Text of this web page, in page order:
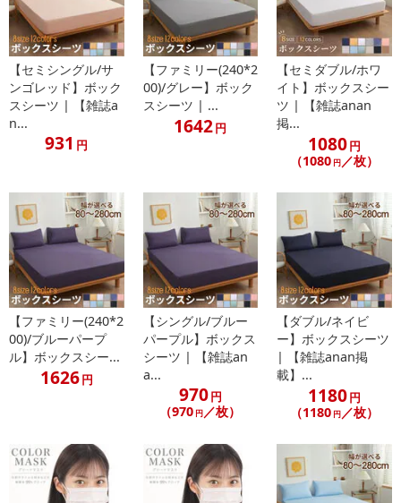
・原材料/材質/素材：素材：珪藻土
・商品カラー：ブラウン
・商品サイズ：掲載名でご確認ください
・商品重量：-
・注意事項：
■サイズ：
30×40cm
<取り扱い上のご注意>
●実際の商品の色は、ご使用のモニターによって実際の明るさや色
と多少異なって見える場合がございます。あらかじめご了承くださ
い。
●本製品は吸水性に優れていますが、吸収された水分は内部まで浸
透している為、表面は乾いていても内部は湿っている場合がござい
て下さい。
●珪藻土が成分の為、素材の特性上、表面上にムラ・軽微なキズな
【セミシングル/サ
ンゴレッド】ボック
スシーツ | 【雑誌a
n...
931 円
【ファミリー(240*2
00)/グレー】ボック
スシーツ | ...
1642円
【セミダブル/ホワ
イト】ボックスシー
ツ | 【雑誌anan
掲...
1080円
（1080 円／枚）
【ファミリー(240*2
00)/ブルーパープ
ル】ボックスシー...
1626円
【シングル/ブルー
パープル】ボックス
シーツ | 【雑誌an
a...
970円
（970 円／枚）
【ダブル/ネイビ
ー】ボックスシーツ
| 【雑誌anan掲
載】...
1180円
（1180 円／枚）